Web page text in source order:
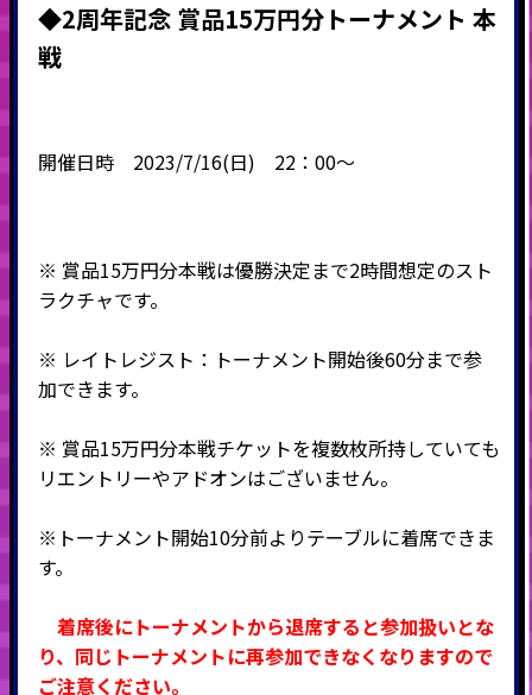
◆2周年記念 賞品15万円分トーナメント 本
戦
開催日時 2023/7/16(日) 22：00～
※ 賞品15万円分本戦は優勝決定まで2時間想定のスト
ラクチャです。
※ レイトレジスト：トーナメント開始後60分まで参
加できます。
※ 賞品15万円分本戦チケットを複数枚所持していても
リエントリーやアドオンはございません。
※トーナメント開始10分前よりテーブルに着席できま
す。
着席後にトーナメントから退席すると参加扱いとな
り、同じトーナメントに再参加できなくなりますので
ご注意ください。